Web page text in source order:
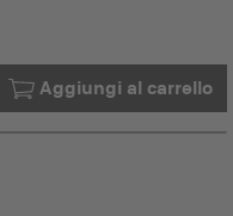
Aggiungi al carrello
Già nel tuo